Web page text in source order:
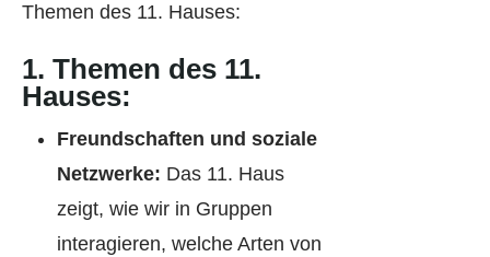
Themen des 11. Hauses:
1. Themen des 11.
Hauses:
Freundschaften und soziale
Netzwerke: Das 11. Haus
zeigt, wie wir in Gruppen
interagieren, welche Arten von